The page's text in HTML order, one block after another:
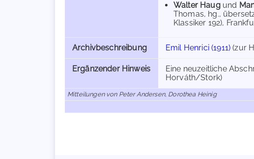
Walter Haugund
Thomas, hg.,
Klassiker 192),
Archivbeschreibung Emil Henrici (1911) (zur
Ergänzender Hinweis Eine neuzeitliche
Horváth/Stork)
Mitteilungen von Peter Andersen, Dorothea Heinig